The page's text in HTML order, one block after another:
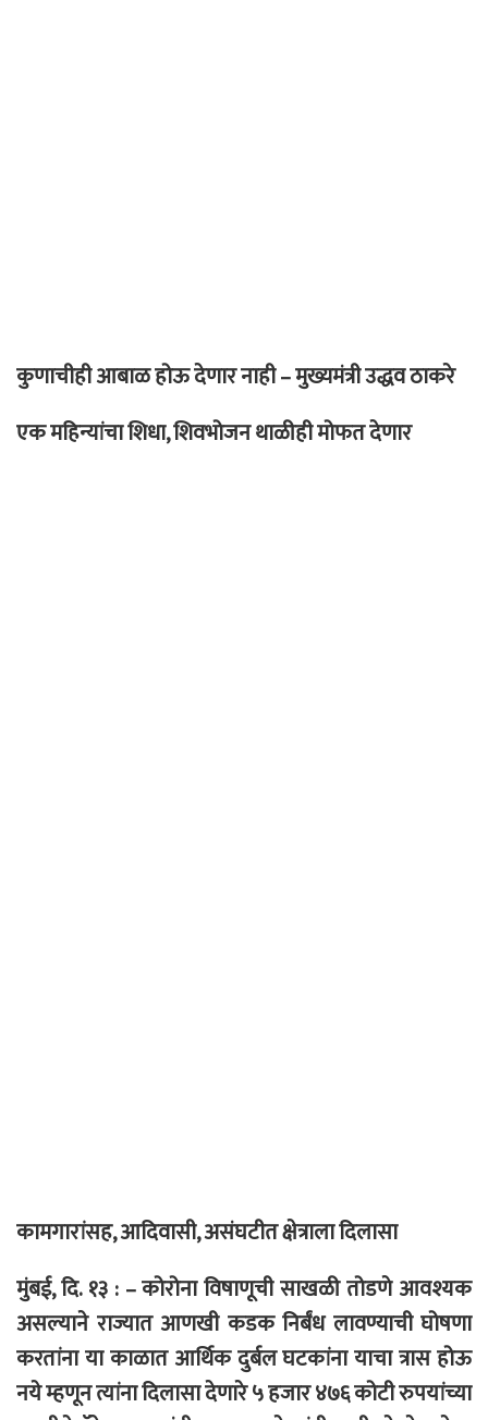
कुणाचीही आबाळ होऊ देणार नाही – मुख्यमंत्री उद्धव ठाकरे
एक महिन्यांचा शिधा, शिवभोजन थाळीही मोफत देणार
कामगारांसह, आदिवासी, असंघटीत क्षेत्राला दिलासा
मुंबई, दि. १३ : – कोरोना विषाणूची साखळी तोडणे आवश्यक
असल्याने राज्यात आणखी कडक निर्बंध लावण्याची घोषणा
करतांना या काळात आर्थिक दुर्बल घटकांना याचा त्रास होऊ
नये म्हणून त्यांना दिलासा देणारे ५ हजार ४७६ कोटी रुपयांच्या